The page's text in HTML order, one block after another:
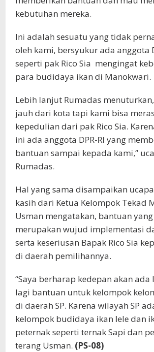
kebutuhan mereka.
Ini adalah sesuatu yang tidak
oleh kami, bersyukur ada anggota
seperti pak Rico Sia mengingat
para budidaya ikan di Manokwari.
Lebih lanjut Rumadas
jauh dari kota tapi kami bisa
kepedulian dari pak Rico Sia.
ini ada anggota DPR-RI yang
bantuan sampai kepada kami,”
Rumadas.
Hal yang sama disampaikan
kasih dari Ketua Kelompok Tekad
Usman mengatakan, bantuan
merupakan wujud implementasi
serta keseriusan Bapak Rico Sia
di daerah pemilihannya.
“Saya berharap kedepan akan
lagi bantuan untuk kelompok
di daerah SP. Karena wilayah SP
kelompok budidaya ikan lele dan
peternak seperti ternak Sapi dan
terang Usman. (PS-08)